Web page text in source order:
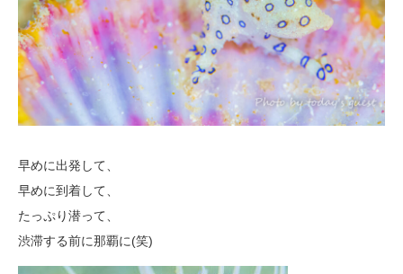
早めに出発して、
早めに到着して、
たっぷり潜って、
渋滞する前に那覇に(笑)